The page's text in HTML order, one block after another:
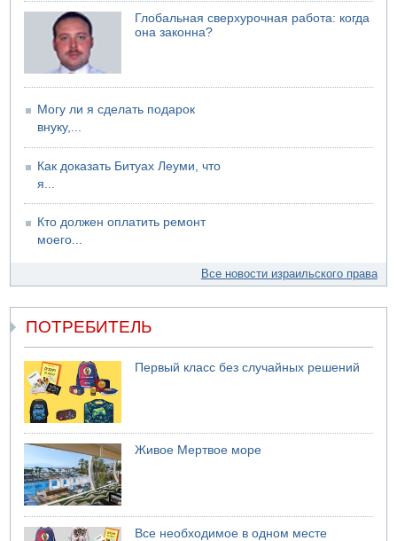
США не будут давить на Израиль в вопросе Ливана
06.08.2026 11:41
Трое подростков ограбили сексшоп в Холоне
Глобальная сверхурочная работа: когда
она законна?
Могу ли я сделать подарок
внуку,...
Как доказать Битуах Леуми, что
я...
Кто должен оплатить ремонт
моего...
Все новости израильского права
ПОТРЕБИТЕЛЬ
Первый класс без случайных решений
Живое Мертвое море
Все необходимое в одном месте